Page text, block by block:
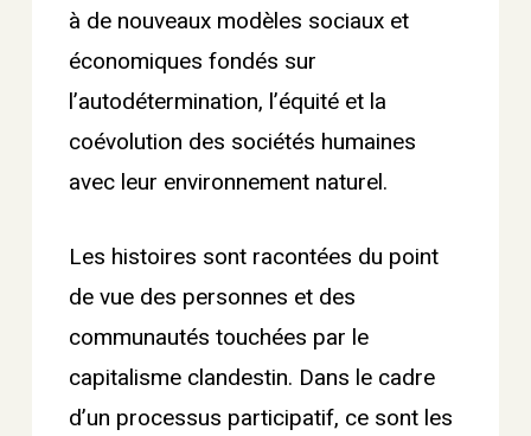
à de nouveaux modèles sociaux et
économiques fondés sur
l’autodétermination, l’équité et la
coévolution des sociétés humaines
avec leur environnement naturel.
Les histoires sont racontées du point
de vue des personnes et des
communautés touchées par le
capitalisme clandestin. Dans le cadre
d’un processus participatif, ce sont les